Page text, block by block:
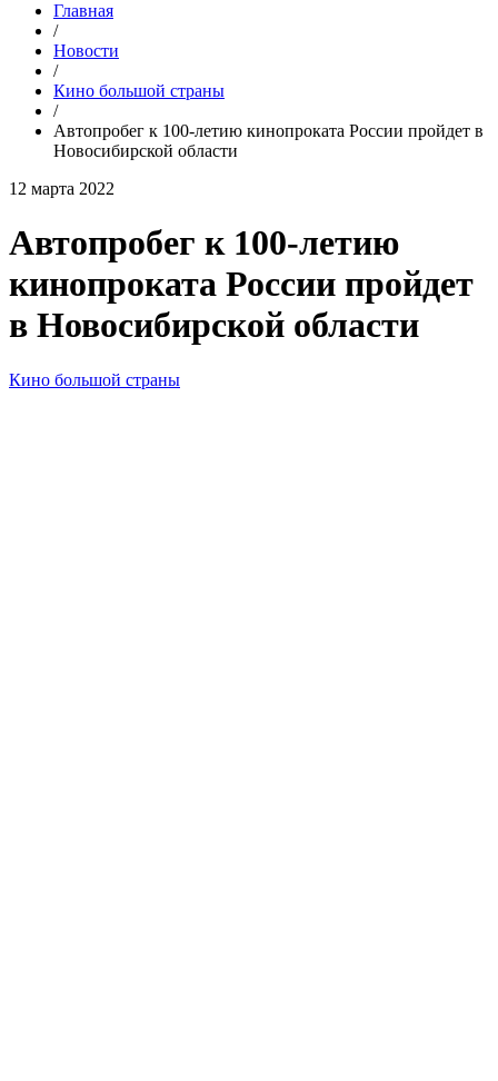
Главная
/
Новости
/
Кино большой страны
/
Автопробег к 100-летию кинопроката России пройдет в
Новосибирской области
12 марта 2022
Автопробег к 100-летию
кинопроката России пройдет
в Новосибирской области
Кино большой страны